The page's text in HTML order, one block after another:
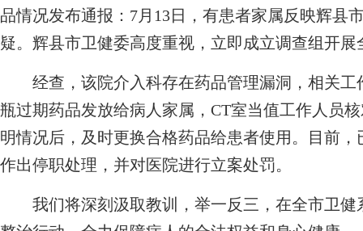
品情况发布通报：7月13日，有患者家属反映辉县
疑。辉县市卫健委高度重视，立即成立调查组开展
经查，该院介入科存在药品管理漏洞，相关工
瓶过期药品发放给病人家属，CT室当值工作人员
明情况后，及时更换合格药品给患者使用。目前
作出停职处理，并对医院进行立案处罚。
我们将深刻汲取教训，举一反三，在全市卫健